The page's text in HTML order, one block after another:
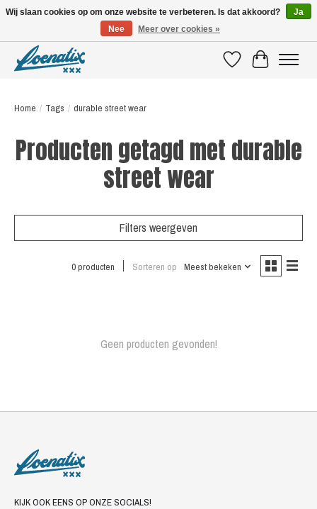
VerlanglijstWinkelwagen
Home / Tags / durable street wear
Producten getagd met durable
street wear
Filters weergeven
0 producten Sorteren op Meest bekeken
Geen producten gevonden!
KIJK OOK EENS OP ONZE SOCIALS!
Wij slaan cookies op om onze website te verbeteren. Is dat akkoord?
Ja
Nee
Meer over cookies »